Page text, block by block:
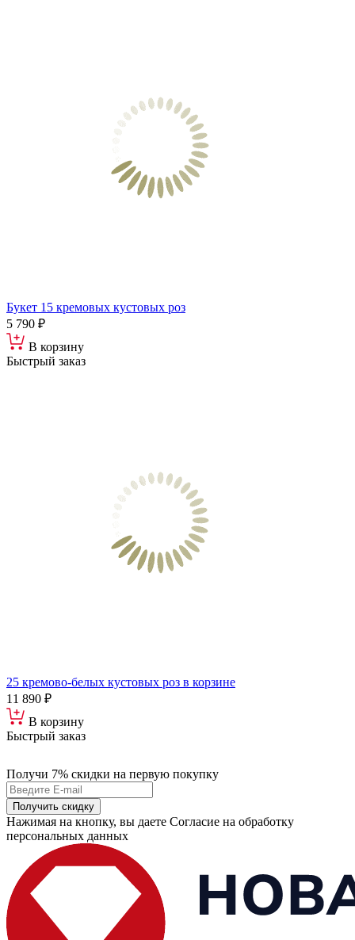
Букет 15 кремовых кустовых роз
5 790 ₽
В корзину
Быстрый заказ
25 кремово-белых кустовых роз в корзине
11 890 ₽
В корзину
Быстрый заказ
Получи 7% скидки на первую покупку
Получить скидку
Нажимая на кнопку, вы даете Согласие на обработку
персональных данных